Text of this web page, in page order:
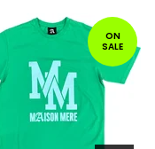
ON
SALE